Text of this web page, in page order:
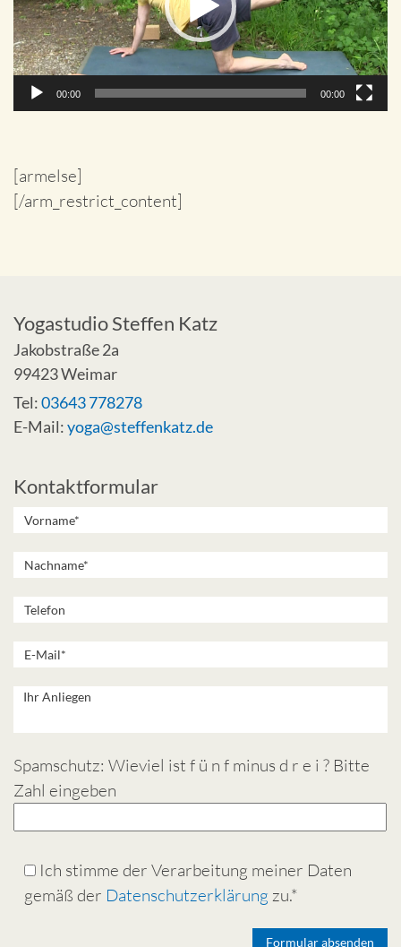
00:00 00:00
[armelse]
[/arm_restrict_content]
Yogastudio Steffen Katz
Jakobstraße 2a
99423 Weimar
Tel:03643 778278
E-Mail:yoga@steffenkatz.de
Kontaktformular
Spamschutz: Wieviel ist f ü n f minus d r e i ? Bitte
Zahl eingeben
Ich stimme der Verarbeitung meiner Daten
gemäß der Datenschutzerklärung zu.*